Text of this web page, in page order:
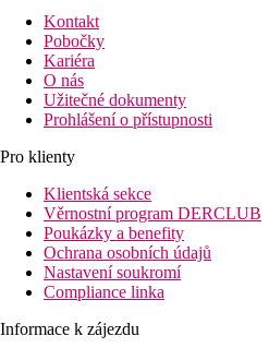
Kontakt
Pobočky
Kariéra
O nás
Užitečné dokumenty
Prohlášení o přístupnosti
Pro klienty
Klientská sekce
Věrnostní program DERCLUB
Poukázky a benefity
Ochrana osobních údajů
Nastavení soukromí
Compliance linka
Informace k zájezdu